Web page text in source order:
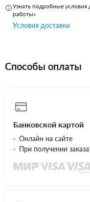
Узнать подробные условия
работы»
Условия доставки
Способы оплаты
Банковской картой
Онлайн на сайте
При получении